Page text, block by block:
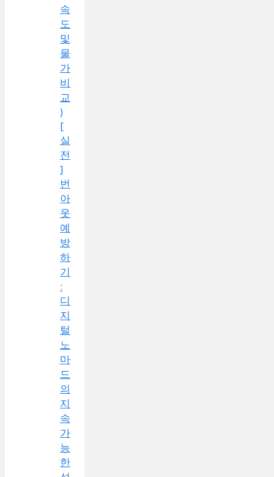
속
도
및
물
가
비
교
)
[
실
전
]
번
아
웃
예
방
하
기
:
디
지
털
노
마
드
의
지
속
가
능
한